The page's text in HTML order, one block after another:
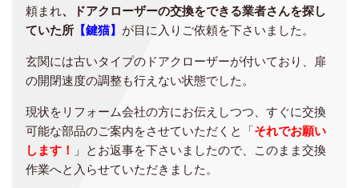
頼まれ、ドアクローザーの交換をできる業者さんを探し
ていた所【鍵猫】 が目に入りご依頼を下さいました。
玄関には古いタイプのドアクローザーが付いており、扉
の開閉速度の調整も行えない状態でした。
現状をリフォーム会社の方にお伝えしつつ、すぐに交換
可能な部品のご案内をさせていただくと「それでお願い
します！
」とお返事を下さいましたので、このまま交換
作業へと入らせていただきました。